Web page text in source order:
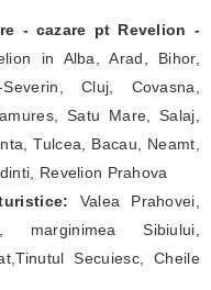
- cazare pt Revelion -
in Alba, Arad, Bihor,
Cluj, Covasna,
Satu Mare, Salaj,
Tulcea, Bacau, Neamt,
Revelion Prahova
Valea Prahovei,
marginimea Sibiului,
Secuiesc, Cheile